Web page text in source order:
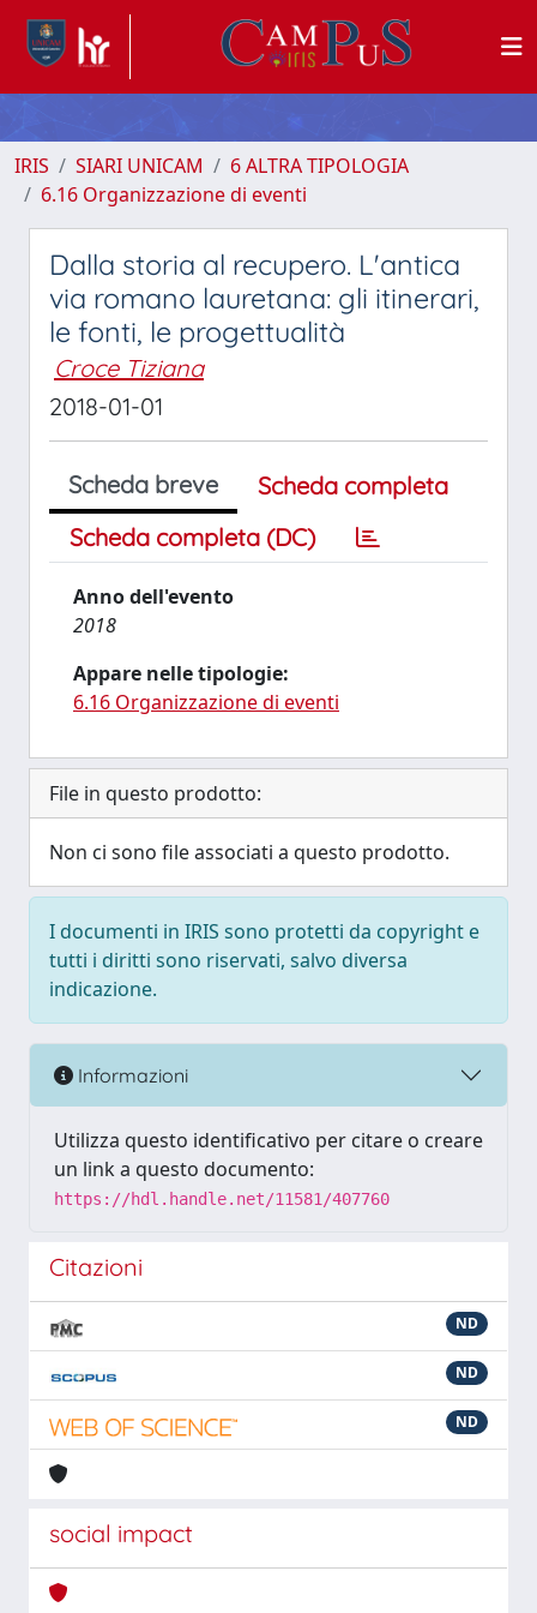
IRIS SIARI UNICAM
6 ALTRA TIPOLOGIA
6.16 Organizzazione di eventi
Dalla storia al recupero. L'antica
via romano lauretana: gli itinerari,
le fonti, le progettualità
Croce Tiziana
2018-01-01
Scheda breve
Scheda completa
Scheda completa (DC)
Anno dell'evento
2018
Appare nelle tipologie:
6.16 Organizzazione di eventi
File in questo prodotto:
Non ci sono file associati a questo prodotto.
I documenti in IRIS sono protetti da copyright e
tutti i diritti sono riservati, salvo diversa
indicazione.
Informazioni
Utilizza questo identificativo per citare o creare
un link a questo documento:
https://hdl.handle.net/11581/407760
Citazioni
ND
ND
ND
social impact